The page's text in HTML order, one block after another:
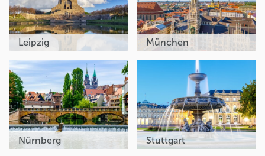
Leipzig München
Nürnberg Stuttgart